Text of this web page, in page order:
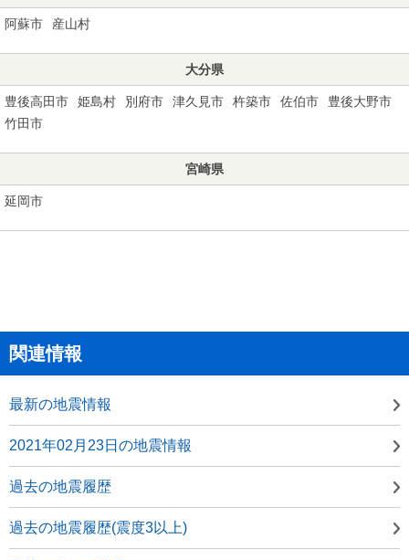
阿蘇市 産山村
大分県
豊後高田市 姫島村 別府市 津久見市 杵築市 佐伯市
豊後大野市
竹田市
宮崎県
延岡市
関連情報
最新の地震情報
2021年02月23日の地震情報
過去の地震履歴
過去の地震履歴(震度3以上)